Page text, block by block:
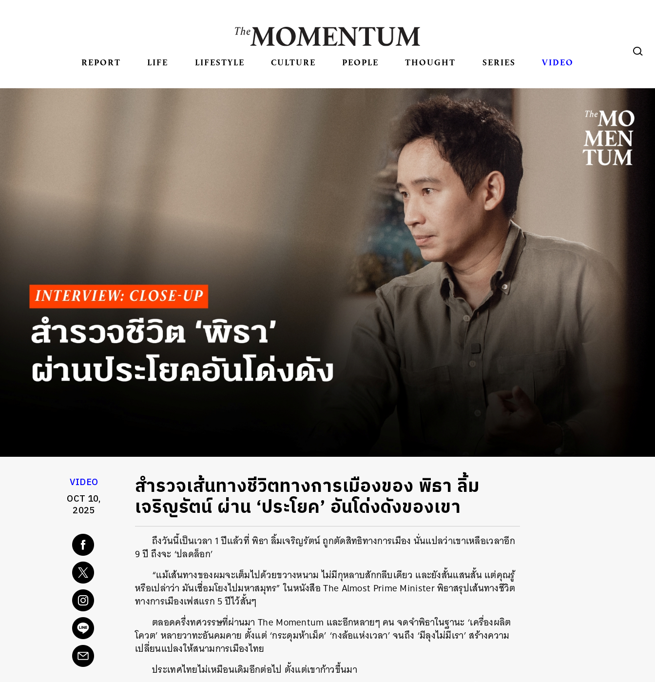
REPORT LIFE LIFESTYLE CULTURE PEOPLE THOUGHT SERIES VIDEO
VIDEO
OCT 10,
2025
สำรวจเส้นทางชีวิตทางการเมืองของ พิธา ลิ้ม
เจริญรัตน์ ผ่าน ‘ประโยค’ อันโด่งดังของเขา
ถึงวันนี้เป็นเวลา 1 ปีแล้วที่ พิธา ลิ้มเจริญรัตน์ ถูกตัดสิทธิทางการเมือง นั่นแปลว่าเขาเหลือเวลาอีก
9 ปี ถึงจะ ‘ปลดล็อก’
“แม้เส้นทางของผมจะเต็มไปด้วยขวางหนาม ไม่มีกุหลาบสักกลีบเดียว และยังสั้นแสนสั้น แต่คุณรู้
หรือเปล่าว่า มันเชื่อมโยงไปมหาสมุทร” ในหนังสือ The Almost Prime Minister พิธาสรุปเส้นทางชีวิต
ทางการเมืองเฟสแรก 5 ปีไว้สั้นๆ
ตลอดครึ่งทศวรรษที่ผ่านมา The Momentum และอีกหลายๆ คน จดจำพิธาในฐานะ ‘เครื่องผลิต
โควต’ หลายวาทะอันคมคาย ตั้งแต่ ‘กระดุมห้าเม็ด’ ‘กงล้อแห่งเวลา’ จนถึง ‘มีลุงไม่มีเรา’ สร้างความ
เปลี่ยนแปลงให้สนามการเมืองไทย
ประเทศไทยไม่เหมือนเดิมอีกต่อไป ตั้งแต่เขาก้าวขึ้นมา